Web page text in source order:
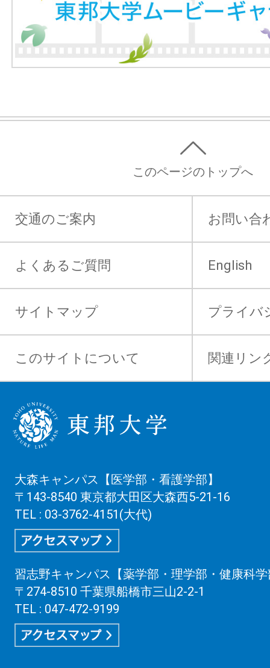
このページのトップへ
交通のご案内 お問い合
よくあるご質問 English
サイトマップ プライバ
このサイトについて 関連リン
大森キャンパス【医学部・看護学部】
〒143-8540 東京都大田区大森西5-21-16
TEL : 03-3762-4151(大代)
習志野キャンパス【薬学部・理学部・健康科
〒274-8510 千葉県船橋市三山2-2-1
TEL : 047-472-9199